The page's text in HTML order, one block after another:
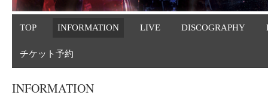
TOP INFORMATION LIVE DISCOGRAPHY
チケット予約
INFORMATION